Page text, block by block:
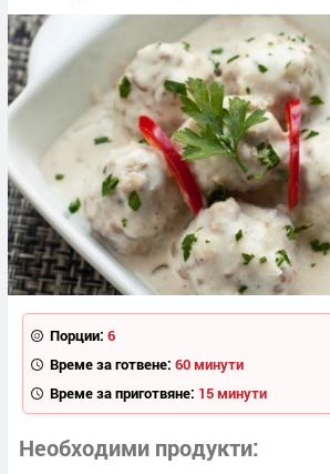
Порции: 6
Време за готвене: 60 минути
Време за приготвяне: 15 минути
Необходими продукти